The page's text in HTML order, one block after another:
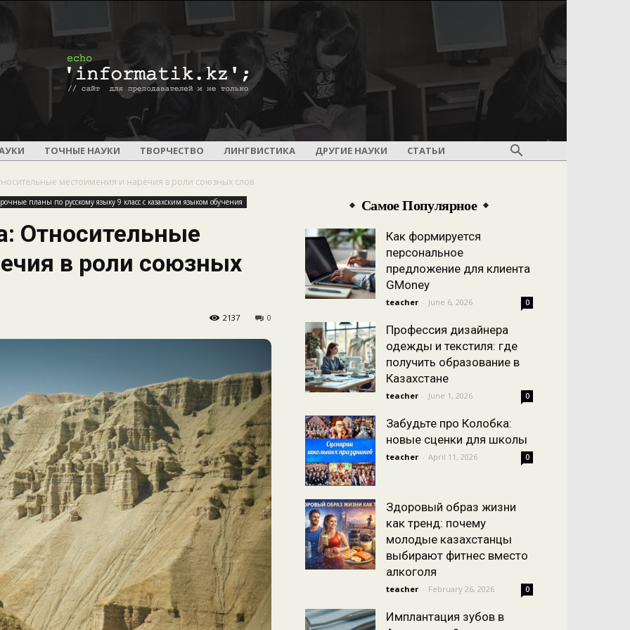
ПОУРОЧНОЕ
И
КАЛЕНДАРНОЕ
ПЛАНИРОВАНИЕ
УРОКОВ
ТОЧНЫЕ НАУКИ ТВОРЧЕСТВО ЛИНГВИСТИКА ДРУГИЕ НАУКИ СТАТЬИ
местоимения и наречия в роли союзных слов
планы по русскому языку 9 класс с казахским языком обучения
Относительные
в роли союзных
0
2137
Самое Популярное
Как формируется
персональное
предложение для клиента
GMoney
teacher - June 6, 2026 0
Профессия дизайнера
одежды и текстиля: где
получить образование в
Казахстане
teacher - June 1, 2026 0
Забудьте про Колобка:
новые сценки для школы
teacher - April 11, 2026 0
Здоровый образ жизни
как тренд: почему
молодые казахстанцы
выбирают фитнес вместо
алкоголя
teacher - February 26, 2026 0
Имплантация зубов в